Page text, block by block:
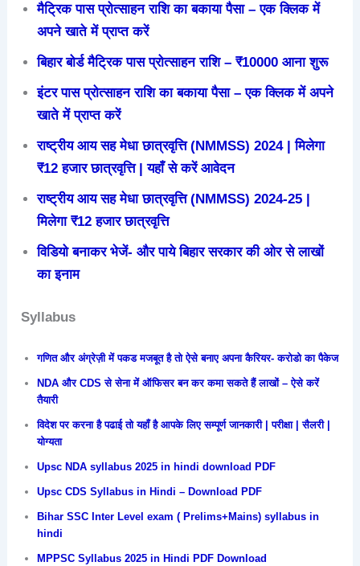
मैट्रिक पास प्रोत्साहन राशि का बकाया पैसा – एक क्लिक में
अपने खाते में प्राप्त करें
बिहार बोर्ड मैट्रिक पास प्रोत्साहन राशि – ₹10000 आना शुरू
इंटर पास प्रोत्साहन राशि का बकाया पैसा – एक क्लिक में अपने
खाते में प्राप्त करें
राष्ट्रीय आय सह मेधा छात्रवृत्ति (NMMSS) 2024 | मिलेगा
₹12 हजार छात्रवृत्ति | यहाँ से करें आवेदन
राष्ट्रीय आय सह मेधा छात्रवृत्ति (NMMSS) 2024-25 |
मिलेगा ₹12 हजार छात्रवृत्ति
विडियो बनाकर भेजें- और पाये बिहार सरकार की ओर से लाखों
का इनाम
Syllabus
गणित और अंग्रेज़ी में पकड मजबूत है तो ऐसे बनाए अपना कैरियर- करोडो का पैकेज
NDA और CDS से सेना में ऑफिसर बन कर कमा सकते हैं लाखों – ऐसे करें
तैयारी
विदेश पर करना है पढाई तो यहाँ है आपके लिए सम्पूर्ण जानकारी | परीक्षा | सैलरी |
योग्यता
Upsc NDA syllabus 2025 in hindi download PDF
Upsc CDS Syllabus in Hindi – Download PDF
Bihar SSC Inter Level exam ( Prelims+Mains) syllabus in
hindi
MPPSC Syllabus 2025 in Hindi PDF Download